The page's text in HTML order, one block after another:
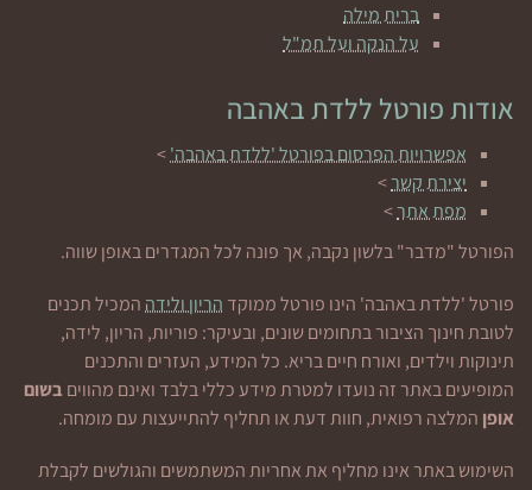
ברית מילה
על הנקה ועל תמ"ל
אודות פורטל ללדת באהבה
אפשרויות הפרסום בפורטל 'ללדת באהבה'>
יצירת קשר>
מפת אתר>
הפורטל "מדבר" בלשון נקבה, אך פונה לכל המגדרים באופן שווה.
פורטל 'ללדת באהבה' הינו פורטל ממוקד הריון ולידה המכיל תכנים
לטובת חינוך הציבור בתחומים שונים, ובעיקר: פוריות, הריון, לידה,
תינוקות וילדים, ואורח חיים בריא. כל המידע, העזרים והתכנים
המופיעים באתר זה נועדו למטרת מידע כללי בלבד ואינם מהוויםבשום
אופן המלצה רפואית, חוות דעת או תחליף להתייעצות עם מומחה.
השימוש באתר אינו מחליף את אחריות המשתמשים והגולשים לקבלת